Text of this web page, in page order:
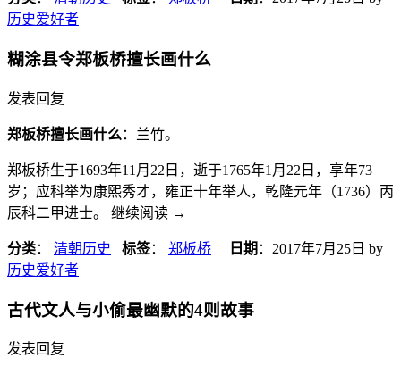
历史爱好者
糊涂县令郑板桥擅长画什么
发表回复
郑板桥擅长画什么 ：兰竹。
郑板桥生于1693年11月22日，逝于1765年1月22日，享年73
岁；应科举为康熙秀才，雍正十年举人，乾隆元年（1736）丙
辰科二甲进士。 继续阅读 →
分类： 清朝历史 标签： 郑板桥 日期 ： 2017年7月25日 by
历史爱好者
古代文人与小偷最幽默的4则故事
发表回复